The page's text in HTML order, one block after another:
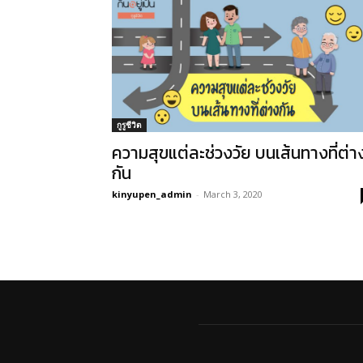
กูรูชีวิต
ความสุขแต่ละช่วงวัย บนเส้นทางที่ต่า
กัน
kinyupen_admin - March 3, 2020